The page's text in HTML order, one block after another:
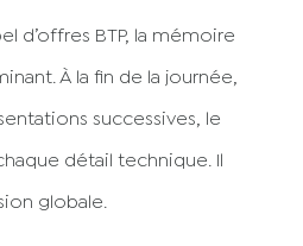
d’offres BTP, la mémoire
À la fin de la journée,
successives, le
détail technique. Il
globale.